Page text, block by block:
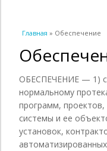
Вы здесь
Главная » Обеспечение
ОБЕСПЕЧЕНИЕ — 1)
нормальному
программ,
системы и ее
установок,